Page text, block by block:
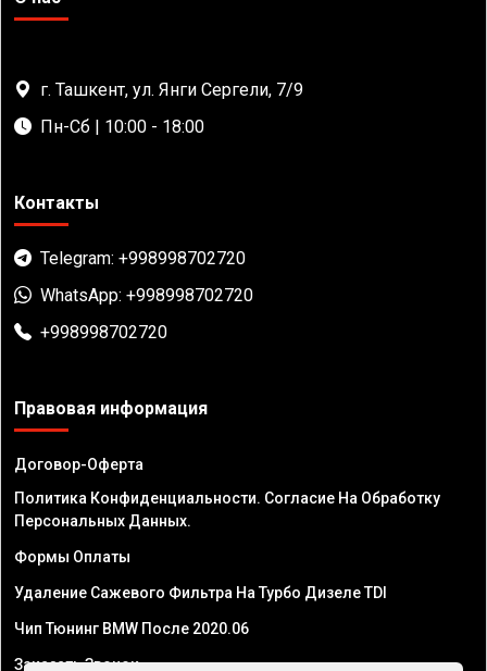
г. Ташкент, ул. Янги Сергели, 7/9
Пн-Сб | 10:00 - 18:00
Контакты
Telegram: +998998702720
WhatsApp: +998998702720
+998998702720
Правовая информация
Договор-Оферта
Политика Конфиденциальности. Согласие На Обработку
Персональных Данных.
Формы Оплаты
Удаление Сажевого Фильтра На Турбо Дизеле TDI
Чип Тюнинг BMW После 2020.06
Заказать Звонок